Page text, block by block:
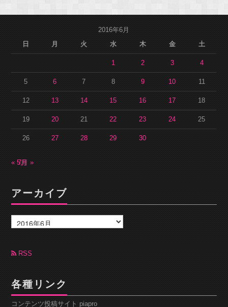
2016年6月
日
月 火 水 木 金 土
1 2 3 4
5 6 7 8 9 10 11
12 13 14 15 16 17 18
19 20 21 22 23 24 25
26 27 28 29 30
« 5月7月 »
アーカイブ
ー
カ
ブ RSS
各種リンク
コンテンツ投稿サイト piapro